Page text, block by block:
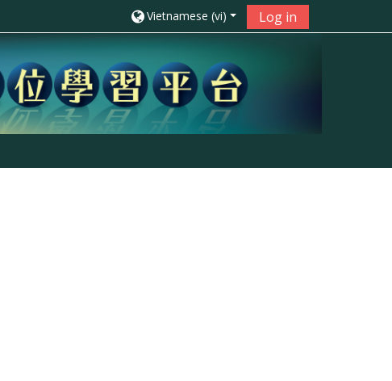
Vietnamese ‎(vi)‎ Log in